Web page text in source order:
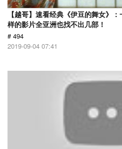
【越哥】速看经典《伊豆的舞女》
样的影片全亚洲也找不出几部！
# 494
2019-09-04 07:41